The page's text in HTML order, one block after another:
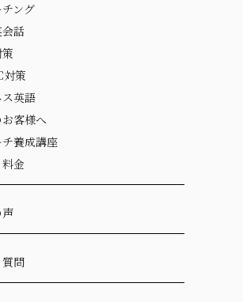
チング
会話
対策
英語
客様へ
チ養成講座
料金
声
質問